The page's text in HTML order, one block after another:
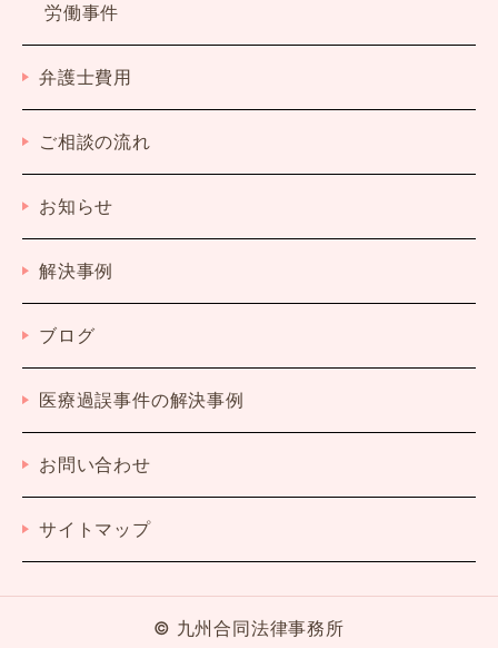
労働事件
弁護士費用
ご相談の流れ
お知らせ
解決事例
ブログ
医療過誤事件の解決事例
お問い合わせ
サイトマップ
© 九州合同法律事務所